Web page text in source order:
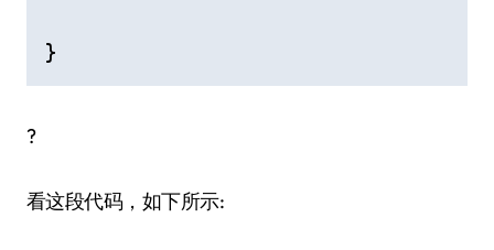
}
?
看这段代码，如下所示: